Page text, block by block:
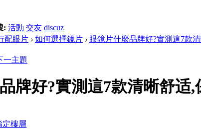
: 活動 交友 discuz
配眼片 › 如何選擇鏡片 › 眼鏡片什麼品牌好?實測這7款
牌好?實測這7款清晰舒适